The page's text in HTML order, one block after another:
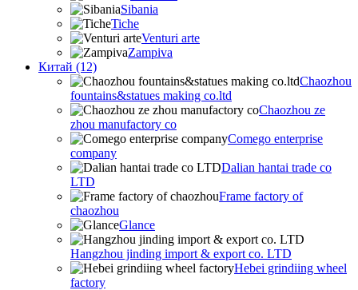
Sibania
Tiche
Venturi arte
Zampiva
Китай (12)
Chaozhou
fountains&statues making co.ltd
Chaozhou ze
zhou manufactory co
Comego enterprise
company
Dalian hantai trade co
LTD
Frame factory of
chaozhou
Glance
Hangzhou jinding import & export co. LTD
Hebei grindiing wheel
factory